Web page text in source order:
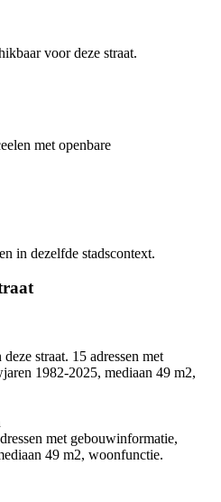
voor deze straat.
met openbare
in dezelfde stadscontext.
straat. 15 adressen met
1982-2025, mediaan 49 m2,
met gebouwinformatie,
49 m2, woonfunctie.